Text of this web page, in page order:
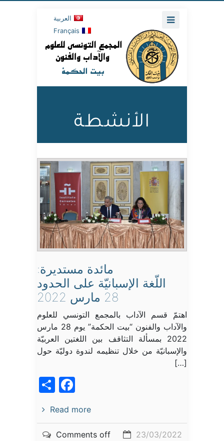
العربية
Français
الأنشطة
مائدة مستديرة:
اللّغة الإسبانيّة على الحدود
28 مارس 2022
اهتمّ قسم الآداب بالمجمع التونسي للعلوم
والآداب والفنون “بيت الحكمة” يوم 28 مارس
2022 بمسألة التثاقف بين اللغتين العربيّة
والإسبانيّة من خلال تنظيمه لندوة دوليّة حول
[…]
Read more
23/03/2022
Comments off